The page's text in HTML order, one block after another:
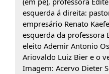
esquerda á direita:
empresário Renato
esquerda da professora
eleito Ademir Antonio
Ariovaldo Luiz Bier e o
Imagem: Acervo Dieter